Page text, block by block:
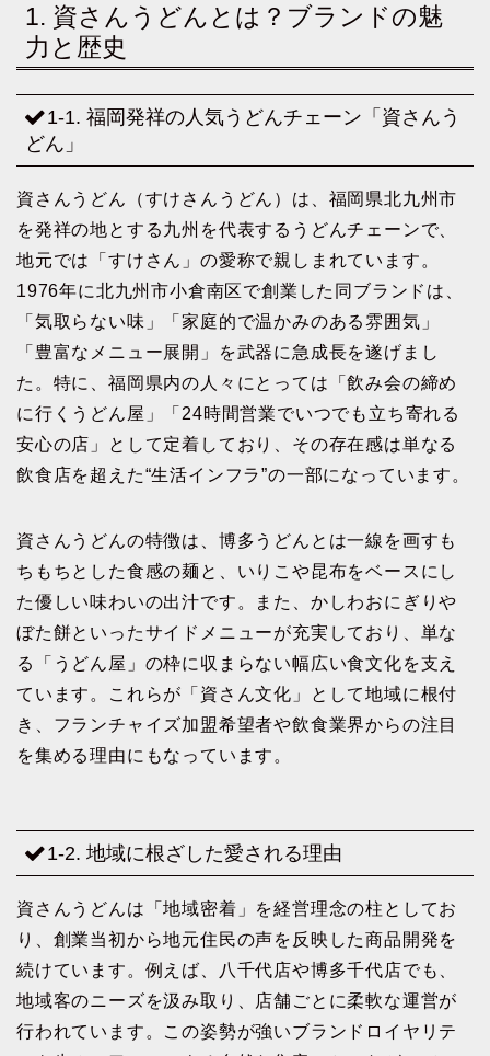
1. 資さんうどんとは？ブランドの魅
力と歴史
1-1. 福岡発祥の人気うどんチェーン「資さんう
どん」
資さんうどん（すけさんうどん）は、福岡県北九州市
を発祥の地とする九州を代表するうどんチェーンで、
地元では「すけさん」の愛称で親しまれています。
1976年に北九州市小倉南区で創業した同ブランドは、
「気取らない味」「家庭的で温かみのある雰囲気」
「豊富なメニュー展開」を武器に急成長を遂げまし
た。特に、福岡県内の人々にとっては「飲み会の締め
に行くうどん屋」「24時間営業でいつでも立ち寄れる
安心の店」として定着しており、その存在感は単なる
飲食店を超えた“生活インフラ”の一部になっています。
資さんうどんの特徴は、博多うどんとは一線を画すも
ちもちとした食感の麺と、いりこや昆布をベースにし
た優しい味わいの出汁です。また、かしわおにぎりや
ぼた餅といったサイドメニューが充実しており、単な
る「うどん屋」の枠に収まらない幅広い食文化を支え
ています。これらが「資さん文化」として地域に根付
き、フランチャイズ加盟希望者や飲食業界からの注目
を集める理由にもなっています。
1-2. 地域に根ざした愛される理由
資さんうどんは「地域密着」を経営理念の柱としてお
り、創業当初から地元住民の声を反映した商品開発を
続けています。例えば、八千代店や博多千代店でも、
地域客のニーズを汲み取り、店舗ごとに柔軟な運営が
行われています。この姿勢が強いブランドロイヤリテ